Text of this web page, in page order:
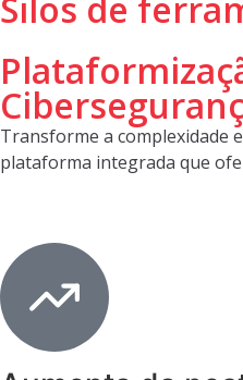
Transforme a complexidade
plataforma integrada que